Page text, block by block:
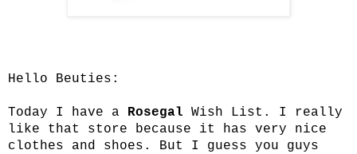
Hello Beuties:
Today I have a Rosegal Wish List. I really
like that store because it has very nice
clothes and shoes. But I guess you guys